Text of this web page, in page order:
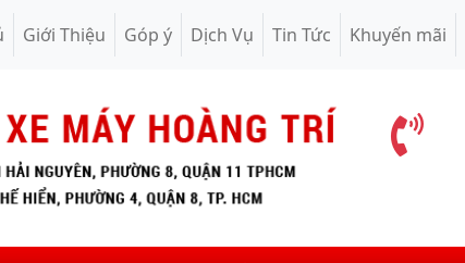
Giới Thiệu Góp ý Dịch Vụ Tin Tức Khuyến mãi